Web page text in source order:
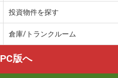
投資物件を探す
倉庫/トランクルーム
PC版へ